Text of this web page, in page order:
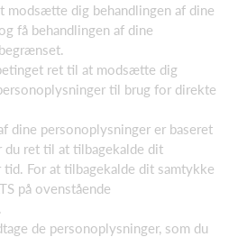
modsætte dig behandlingen af dine
få behandlingen af dine
ret til at modsætte dig
til brug for direkte
dine personoplysninger er baseret
du ret til at tilbagekalde dit
For at tilbagekalde dit samtykke
på ovenstående
de personoplysninger, som du